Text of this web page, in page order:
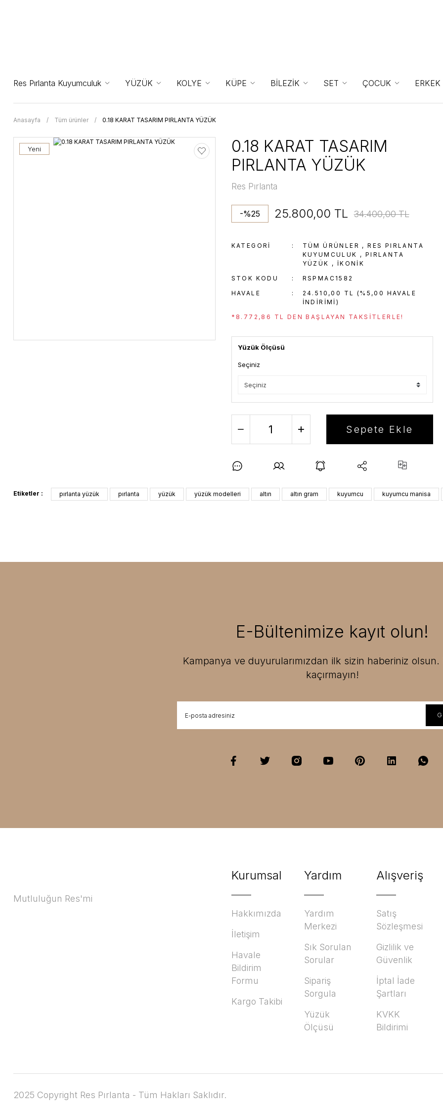
Res Pırlanta Kuyumculuk YÜZÜK KOLYE KÜPE BİLEZİK SET ÇOCUK ERKEK
Anasayfa Tüm ürünler 0.18 KARAT TASARIM PIRLANTA YÜZÜK
Yeni
0.18 KARAT TASARIM
PIRLANTA YÜZÜK
Res Pırlanta
-%25 25.800,00 TL 34.400,00 TL
KATEGORI TÜM ÜRÜNLER ,RES PIRLANTA
KUYUMCULUK , PIRLANTA
YÜZÜK , İKONIK
STOK KODU
RSPMAC1582
HAVALE
24.510,00 TL (%5,00 HAVALE
INDIRIMI)
*8.772,86 TL DEN BAŞLAYAN TAKSITLERLE!
Yüzük Ölçüsü
Seçiniz
Sepete Ekle
Etiketler : pırlanta yüzük pırlanta yüzük yüzük modelleri altın altın gram kuyumcu kuyumcu manisa
E-Bültenimize kayıt olun!
Kampanya ve duyurularımızdan ilk sizin haberiniz olsun.
kaçırmayın!
Mutluluğun Res'mi
Kurumsal
Hakkımızda
İletişim
Havale
Bildirim
Formu
Kargo Takibi
Yardım
Yardım
Merkezi
Sık Sorulan
Sorular
Sipariş
Sorgula
Yüzük
Ölçüsü
Alışveriş
Satış
Sözleşmesi
Gizlilik ve
Güvenlik
İptal İade
Şartları
KVKK
Bildirimi
2025 Copyright Res Pırlanta - Tüm Hakları Saklıdır.